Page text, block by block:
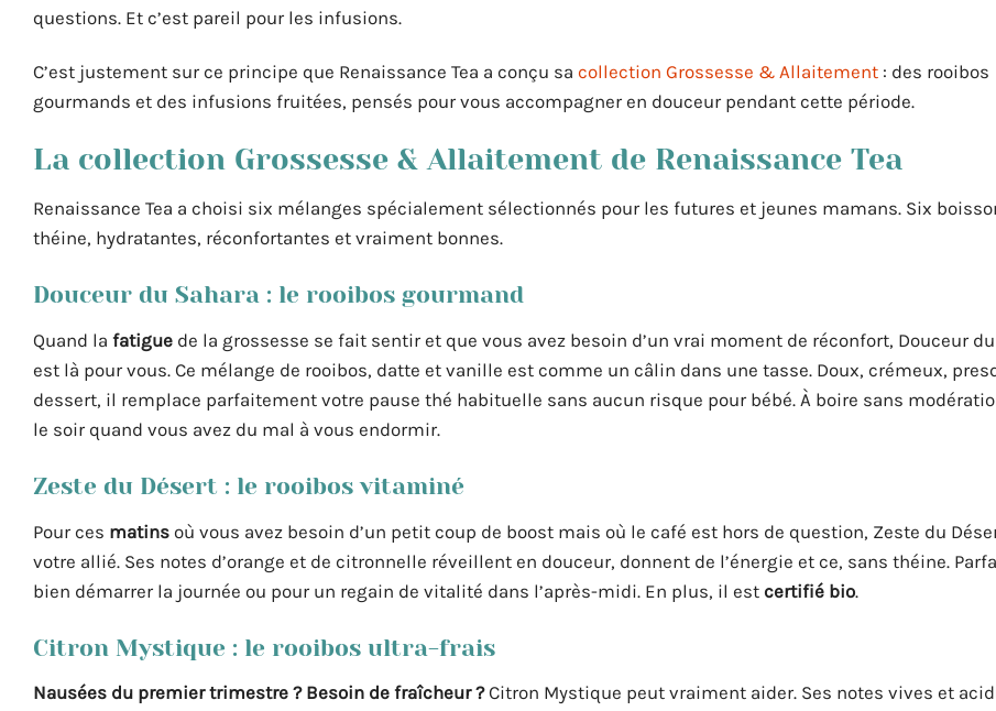
questions. Et c’est pareil pour les infusions.
C’est justement sur ce principe que Renaissance Tea a conçu sa collection Grossesse & Allaitement : des rooibos
gourmands et des infusions fruitées, pensés pour vous accompagner en douceur pendant cette période.
La collection Grossesse & Allaitement de Renaissance Tea
Renaissance Tea a choisi six mélanges spécialement sélectionnés pour les futures et jeunes mamans. Six
théine, hydratantes, réconfortantes et vraiment bonnes.
Douceur du Sahara : le rooibos gourmand
Quand la fatigue de la grossesse se fait sentir et que vous avez besoin d’un vrai moment de réconfort, Douceur du
est là pour vous. Ce mélange de rooibos, datte et vanille est comme un câlin dans une tasse. Doux, crémeux,
dessert, il remplace parfaitement votre pause thé habituelle sans aucun risque pour bébé. À boire sans
le soir quand vous avez du mal à vous endormir.
Zeste du Désert : le rooibos vitaminé
Pour ces matins où vous avez besoin d’un petit coup de boost mais où le café est hors de question, Zeste du
votre allié. Ses notes d’orange et de citronnelle réveillent en douceur, donnent de l’énergie et ce, sans théine.
bien démarrer la journée ou pour un regain de vitalité dans l’après-midi. En plus, il est certifié bio.
Citron Mystique : le rooibos ultra-frais
Nausées du premier trimestre ? Besoin de fraîcheur ?Citron Mystique peut vraiment aider. Ses notes vives et